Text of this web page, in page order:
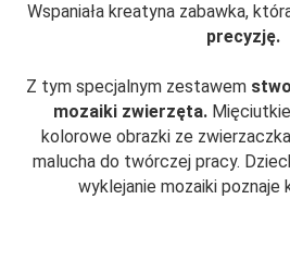
Wspaniała kreatyna zabawka,
precyzję.
Z tym specjalnym zestawem
mozaiki zwierzęta.
kolorowe obrazki ze
malucha do twórczej pracy.
wyklejanie mozaiki poznaje